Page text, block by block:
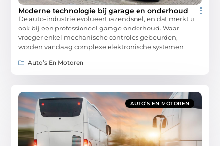
Moderne technologie bij garage en onderhoud
De auto-industrie evolueert razendsnel, en dat merkt u
ook bij een professioneel garage onderhoud. Waar
vroeger enkel mechanische controles gebeurden,
worden vandaag complexe elektronische systemen
Auto’s En Motoren
AUTO’S EN MOTOREN